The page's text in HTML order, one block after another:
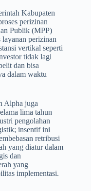
Kabupaten
perizinan
Publik (MPP)
perizinan
vertikal seperti
tidak lagi
dan bisa
dalam waktu
Alpha juga
lima tahun
pengolahan
insentif ini
retribusi
yang diatur dalam
dan
yang
implementasi.